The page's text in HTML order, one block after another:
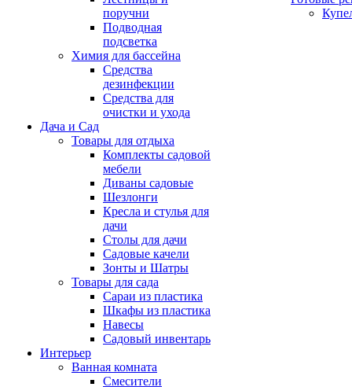
поручни
Подводная
подсветка
Химия для бассейна
Средства
дезинфекции
Средства для
очистки и ухода
Дача и Сад
Товары для отдыха
Комплекты садовой
мебели
Диваны садовые
Шезлонги
Кресла и стулья для
дачи
Столы для дачи
Садовые качели
Зонты и Шатры
Товары для сада
Сараи из пластика
Шкафы из пластика
Навесы
Садовый инвентарь
Интерьер
Ванная комната
Смесители